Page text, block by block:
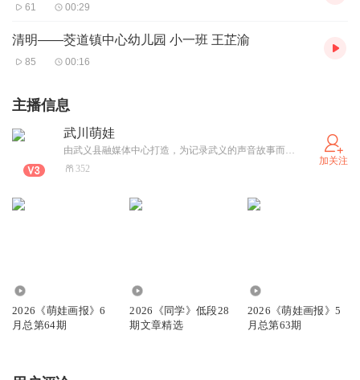
61 00:29
清明——茭道镇中心幼儿园 小一班 王芷渝
85 00:16
主播信息
武川萌娃
由武义县融媒体中心打造，为记录武义的声音故事而生，我们希望在这里听到你的声音，做自己的主播，留下你的声音，我们会以独特的方式展现你的故事。
352
加关注
2026《萌娃画报》6
月总第64期
2026《同学》低段28
期文章精选
2026《萌娃画报》5
月总第63期